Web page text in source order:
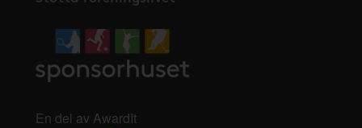
En del av AwardIt